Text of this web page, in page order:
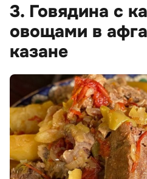
3. Говядина с
овощами в
казане